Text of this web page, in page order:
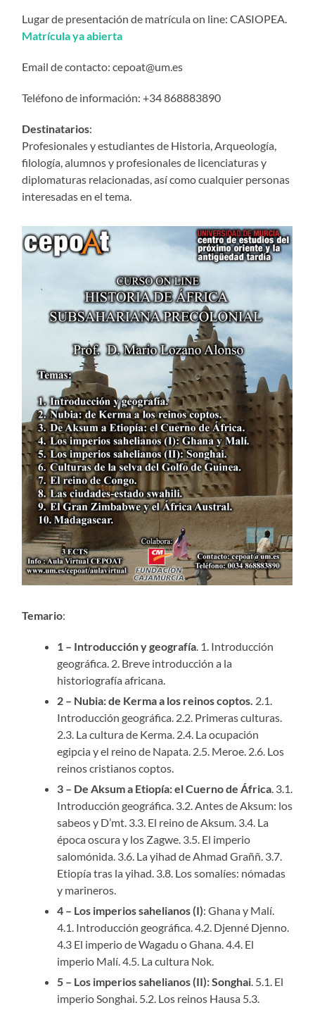
Lugar de presentación de matrícula on line: CASIOPEA.
Matrícula ya abierta
Email de contacto: cepoat@um.es
Teléfono de información: +34 868883890
Destinatarios:
Profesionales y estudiantes de Historia, Arqueología,
filología, alumnos y profesionales de licenciaturas y
diplomaturas relacionadas, así como cualquier personas
interesadas en el tema.
Temario:
1 – Introducción y geografía . 1. Introducción
geográfica. 2. Breve introducción a la
historiografía africana.
2 – Nubia: de Kerma a los reinos coptos. 2.1.
Introducción geográfica. 2.2. Primeras culturas.
2.3. La cultura de Kerma. 2.4. La ocupación
egipcia y el reino de Napata. 2.5. Meroe. 2.6. Los
reinos cristianos coptos.
3 – De Aksum a Etiopía: el Cuerno de África . 3.1.
Introducción geográfica. 3.2. Antes de Aksum: los
sabeos y D’mt. 3.3. El reino de Aksum. 3.4. La
época oscura y los Zagwe. 3.5. El imperio
salomónida. 3.6. La yihad de Ahmad Graññ. 3.7.
Etiopía tras la yihad. 3.8. Los somalíes: nómadas
y marineros.
4 – Los imperios sahelianos (I): Ghana y Malí.
4.1. Introducción geográfica. 4.2. Djenné Djenno.
4.3 El imperio de Wagadu o Ghana. 4.4. El
imperio Malí. 4.5. La cultura Nok.
5 – Los imperios sahelianos (II): Songhai . 5.1. El
imperio Songhai. 5.2. Los reinos Hausa 5.3.